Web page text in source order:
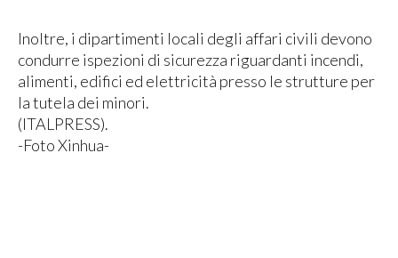
Inoltre, i dipartimenti locali degli affari civili devono
condurre ispezioni di sicurezza riguardanti incendi,
alimenti, edifici ed elettricità presso le strutture per
la tutela dei minori.
(ITALPRESS).
-Foto Xinhua-